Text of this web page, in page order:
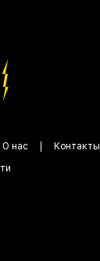
О нас Контакты